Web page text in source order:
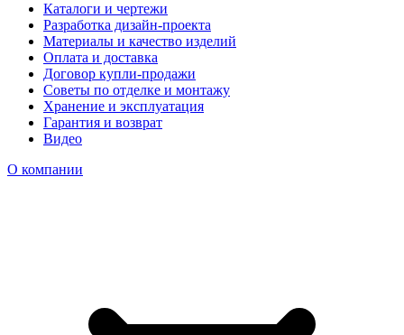
Каталоги и чертежи
Разработка дизайн-проекта
Материалы и качество изделий
Оплата и доставка
Договор купли-продажи
Советы по отделке и монтажу
Хранение и эксплуатация
Гарантия и возврат
Видео
О компании